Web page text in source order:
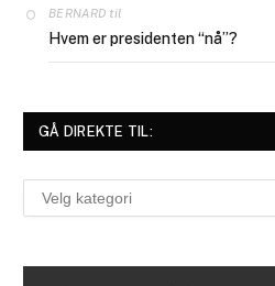
BERNARD til
Hvem er presidenten “nå”?
GÅ DIREKTE TIL:
direkte